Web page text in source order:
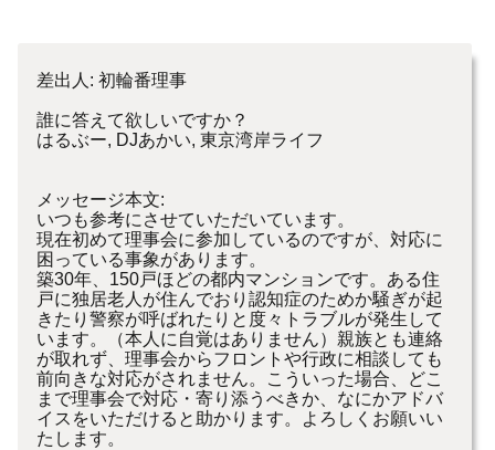
差出人: 初輪番理事
誰に答えて欲しいですか？
はるぶー, DJあかい, 東京湾岸ライフ
メッセージ本文:
いつも参考にさせていただいています。
現在初めて理事会に参加しているのですが、対応に
困っている事象があります。
築30年、150戸ほどの都内マンションです。ある住
戸に独居老人が住んでおり認知症のためか騒ぎが起
きたり警察が呼ばれたりと度々トラブルが発生して
います。（本人に自覚はありません）親族とも連絡
が取れず、理事会からフロントや行政に相談しても
前向きな対応がされません。こういった場合、どこ
まで理事会で対応・寄り添うべきか、なにかアドバ
イスをいただけると助かります。よろしくお願いい
たします。